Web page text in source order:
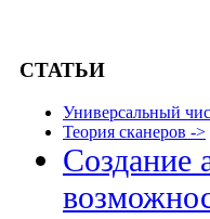
СТАТЬИ
Универсальный
Теория сканеров ->
Создание